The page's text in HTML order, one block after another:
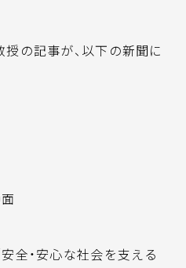
授の記事が、以下の新聞に
全・安心な社会を支える